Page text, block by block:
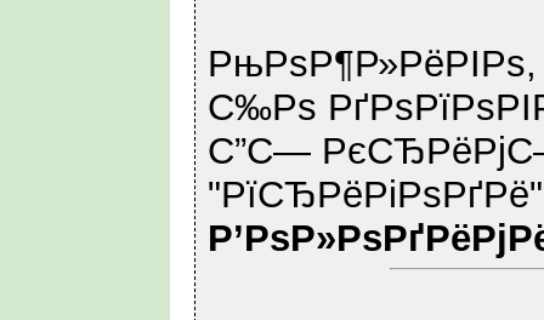
С‰Рѕ
С”С—
"РїСЂРёРіРѕРґРё"